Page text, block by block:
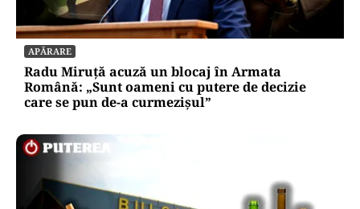
APĂRARE
Radu Miruță acuză un blocaj în Armata
Română: „Sunt oameni cu putere de decizie
care se pun de-a curmezișul”